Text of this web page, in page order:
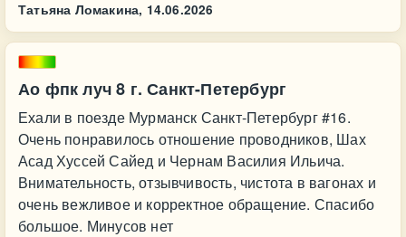
Татьяна Ломакина, 14.06.2026
Ао фпк луч 8 г. Санкт-Петербург
Ехали в поезде Мурманск Санкт-Петербург #16.
Очень понравилось отношение проводников, Шах
Асад Хуссей Сайед и Чернам Василия Ильича.
Внимательность, отзывчивость, чистота в вагонах и
очень вежливое и корректное обращение. Спасибо
большое. Минусов нет